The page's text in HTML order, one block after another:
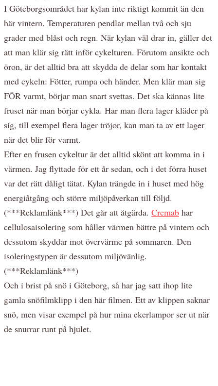
I Göteborgsområdet har kylan inte riktigt kommit än den
här vintern. Temperaturen pendlar mellan två och sju
grader med blåst och regn. När kylan väl drar in, gäller det
att man klär sig rätt inför cykelturen. Förutom ansikte och
öron, är det alltid bra att skydda de delar som har kontakt
med cykeln: Fötter, rumpa och händer. Men klär man sig
FÖR varmt, börjar man snart svettas. Det ska kännas lite
fruset när man börjar cykla. Har man flera lager kläder på
sig, till exempel flera lager tröjor, kan man ta av ett lager
när det blir för varmt.
Efter en frusen cykeltur är det alltid skönt att komma in i
värmen. Jag flyttade för ett år sedan, och i det förra huset
var det rätt dåligt tätat. Kylan trängde in i huset med hög
energiåtgång och större miljöpåverkan till följd.
(***Reklamlänk***) Det går att åtgärda. Cremab har
cellulosaisolering som håller värmen bättre på vintern och
dessutom skyddar mot övervärme på sommaren. Den
isoleringstypen är dessutom miljövänlig.
(***Reklamlänk***)
Och i brist på snö i Göteborg, så har jag satt ihop lite
gamla snöfilmklipp i den här filmen. Ett av klippen saknar
snö, men visar exempel på hur mina ekerlampor ser ut när
de snurrar runt på hjulet.